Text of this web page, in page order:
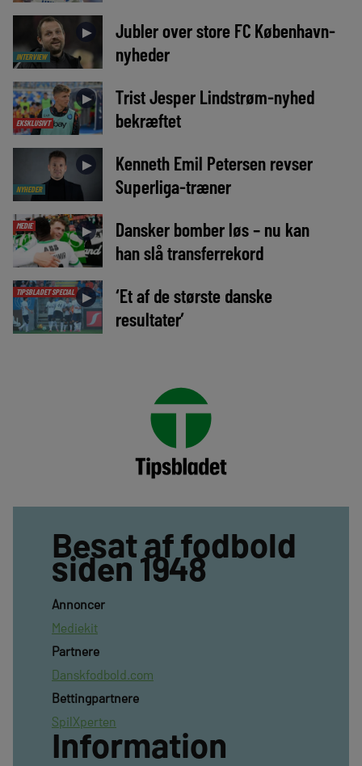
INTERVIEW
►
Jubler over store FC København-
nyheder
EKSKLUSIVT
►
Trist Jesper Lindstrøm-nyhed
bekræftet
NYHEDER
►
Kenneth Emil Petersen revser
Superliga-træner
MEDIE ►
Dansker bomber løs – nu kan
han slå transferrekord
TIPSBLADET SPECIAL ►
‘Et af de største danske
resultater’
Besat af fodbold
siden 1948
Annoncer
Mediekit
Partnere
Danskfodbold.com
Bettingpartnere
SpilXperten
Information